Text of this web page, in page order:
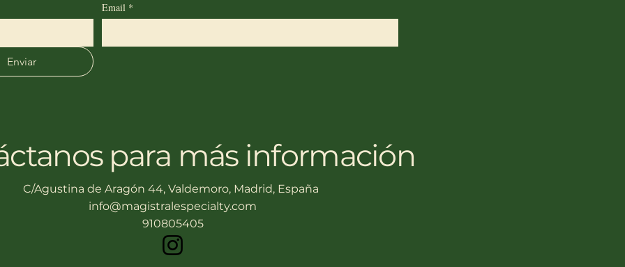
Email *
Enviar
para más información
C/Agustina de Aragón 44, Valdemoro, Madrid, España
info@magistralespecialty.com
910805405